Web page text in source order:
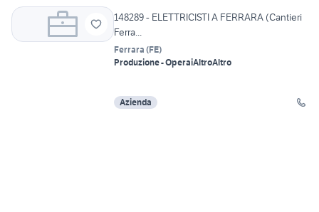
148289 - ELETTRICISTI A FERRARA (Cantieri
Ferra...
Ferrara (FE)
Produzione - OperaiAltroAltro
Azienda